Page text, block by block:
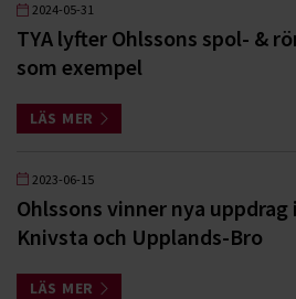
2024-05-31
TYA lyfter Ohlssons spol- &
som exempel
LÄS MER
2023-06-15
Ohlssons vinner nya
Knivsta och Upplands-Bro
LÄS MER